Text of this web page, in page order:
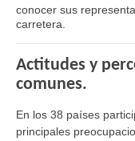
conocer sus
carretera.
Actitudes y
comunes.
En los 38 países
principales